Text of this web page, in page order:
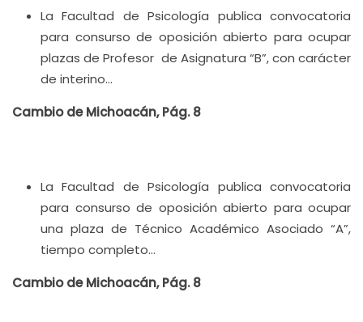
La Facultad de Psicología publica convocatoria
para consurso de oposición abierto para ocupar
plazas de Profesor de Asignatura “B”, con carácter
de interino…
Cambio de Michoacán, Pág. 8
La Facultad de Psicología publica convocatoria
para consurso de oposición abierto para ocupar
una plaza de Técnico Académico Asociado “A”,
tiempo completo…
Cambio de Michoacán, Pág. 8